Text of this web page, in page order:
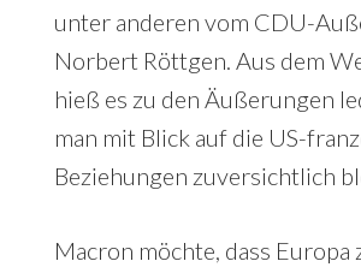
unter anderen vom CDU-
Norbert Röttgen. Aus dem
hieß es zu den Äußerungen
man mit Blick auf die US-
Beziehungen zuversichtlich
Macron möchte, dass Europa